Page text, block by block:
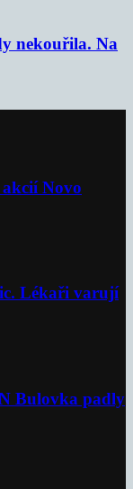
nekouřila. Na
Novo
Lékaři varují
Bulovka padly